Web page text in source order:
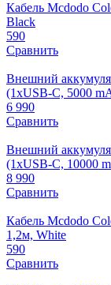
Кабель Mcdodo
Black
590
Сравнить
Внешний
(1xUSB-C, 5000
6 990
Сравнить
Внешний
(1xUSB-C, 10000
8 990
Сравнить
Кабель Mcdodo
1,2м, White
590
Сравнить